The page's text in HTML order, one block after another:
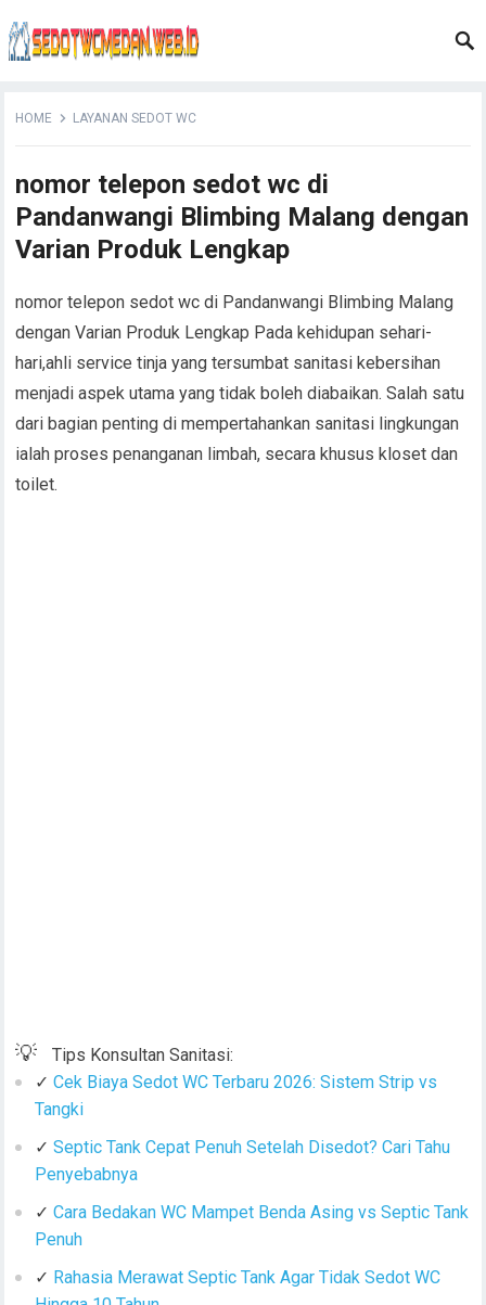
HOME LAYANAN SEDOT WC
nomor telepon sedot wc di
Pandanwangi Blimbing Malang dengan
Varian Produk Lengkap
nomor telepon sedot wc di Pandanwangi Blimbing Malang
dengan Varian Produk Lengkap Pada kehidupan sehari-
hari,ahli service tinja yang tersumbat sanitasi kebersihan
menjadi aspek utama yang tidak boleh diabaikan. Salah satu
dari bagian penting di mempertahankan sanitasi lingkungan
ialah proses penanganan limbah, secara khusus kloset dan
toilet.
💡
Tips Konsultan Sanitasi:
✓ Cek Biaya Sedot WC Terbaru 2026: Sistem Strip vs
Tangki
✓ Septic Tank Cepat Penuh Setelah Disedot? Cari Tahu
Penyebabnya
✓ Cara Bedakan WC Mampet Benda Asing vs Septic Tank
Penuh
✓ Rahasia Merawat Septic Tank Agar Tidak Sedot WC